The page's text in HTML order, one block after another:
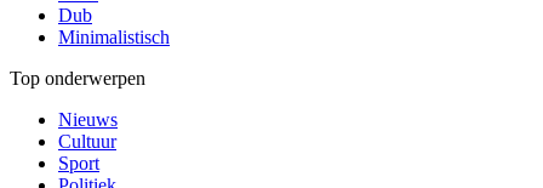
Dub
Minimalistisch
Top onderwerpen
Nieuws
Cultuur
Sport